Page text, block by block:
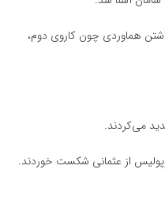
هماوردی چون کاروی دوم،
می‌کردند.